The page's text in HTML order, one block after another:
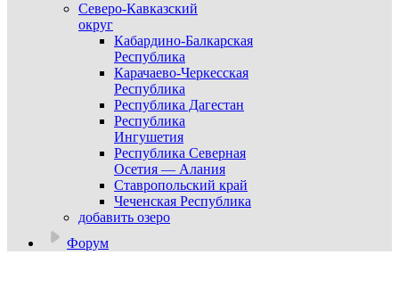
Северо-Кавказский
округ
Кабардино-Балкарская
Республика
Карачаево-Черкесская
Республика
Республика Дагестан
Республика
Ингушетия
Республика Северная
Осетия — Алания
Ставропольский край
Чеченская Республика
добавить озеро
Форум